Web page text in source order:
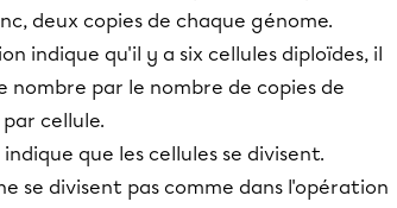
deux copies de chaque génome.
indique qu'il y a six cellules diploïdes, il
par le nombre de copies de
cellule.
que les cellules se divisent.
se divisent pas comme dans l'opération